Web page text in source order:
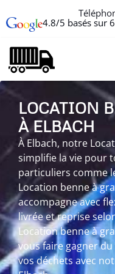
4.8/5 basés sur
LOCATION
À ELBACH
À Elbach, notre
simplifie la vie pour
particuliers comme
Location benne à
accompagne avec
livrée et reprise
Location benne à
vous faire gagner
vos déchets avec